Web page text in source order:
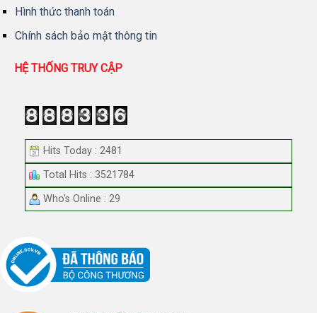
Hình thức thanh toán
Chính sách bảo mật thông tin
HỆ THỐNG TRUY CẬP
Hits Today : 2481
Total Hits : 3521784
Who's Online : 29